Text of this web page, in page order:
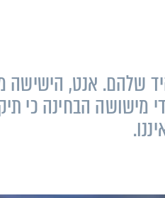
שלהם. אנט, הישישה
מישושה הבחינה כי